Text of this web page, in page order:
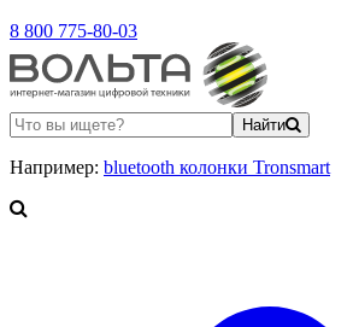
8 800 775-80-03
Найти
Например: bluetooth колонки Tronsmart